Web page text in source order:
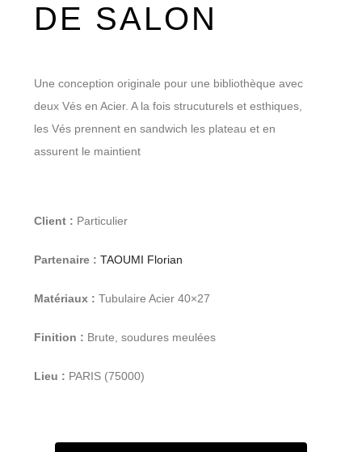
DE SALON
Une conception originale pour une bibliothèque avec
deux Vés en Acier. A la fois strucuturels et esthiques,
les Vés prennent en sandwich les plateau et en
assurent le maintient
Client : Particulier
Partenaire : TAOUMI Florian
Matériaux : Tubulaire Acier 40×27
Finition : Brute, soudures meulées
Lieu : PARIS (75000)